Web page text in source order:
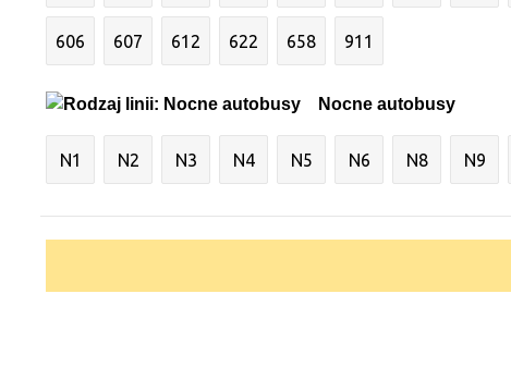
606 607 612 622 658 911
Nocne autobusy
N1 N2 N3 N4 N5 N6 N8 N9